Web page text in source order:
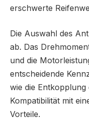
erschwerte
Die Auswahl des
ab. Das
und die
entscheidende
wie die
Kompatibilität mit
Vorteile.